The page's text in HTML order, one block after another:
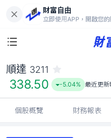
財富自由
立即使用APP，開啟您的
338.50
順達 3211
338.50 -5.04% 最近更新
個股概覽 財務報表